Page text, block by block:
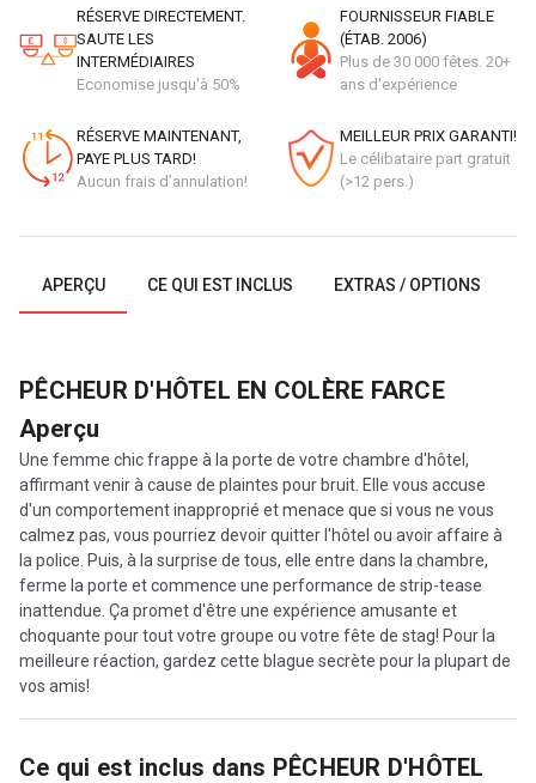
RÉSERVE DIRECTEMENT.
SAUTE LES
INTERMÉDIAIRES
Economise jusqu'à 50%
FOURNISSEUR FIABLE
(ÉTAB. 2006)
Plus de 30 000 fêtes. 20+
ans d'expérience
RÉSERVE MAINTENANT,
PAYE PLUS TARD!
Aucun frais d’annulation!
MEILLEUR PRIX GARANTI!
Le célibataire part gratuit
(>12 pers.)
APERÇU CE QUI EST INCLUS EXTRAS / OPTIONS
PÊCHEUR D'HÔTEL EN COLÈRE FARCE
Aperçu
Une femme chic frappe à la porte de votre chambre d'hôtel,
affirmant venir à cause de plaintes pour bruit. Elle vous accuse
d'un comportement inapproprié et menace que si vous ne vous
calmez pas, vous pourriez devoir quitter l'hôtel ou avoir affaire à
la police. Puis, à la surprise de tous, elle entre dans la chambre,
ferme la porte et commence une performance de strip-tease
inattendue. Ça promet d'être une expérience amusante et
choquante pour tout votre groupe ou votre fête de stag! Pour la
meilleure réaction, gardez cette blague secrète pour la plupart de
vos amis!
Ce qui est inclus dans PÊCHEUR D'HÔTEL